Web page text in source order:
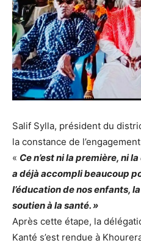
Salif Sylla, président du
la constance de l’engagement
« Ce n’est ni la première, ni
a déjà accompli beaucoup
l’éducation de nos enfants,
soutien à la santé. »
Après cette étape, la
Kanté s’est rendue à